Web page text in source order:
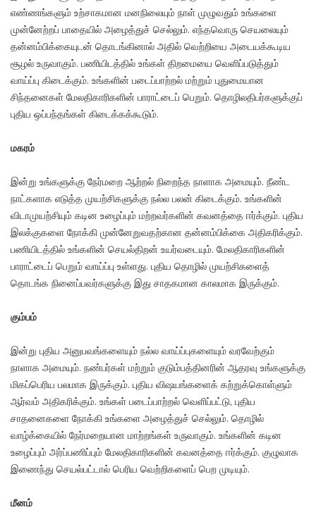
எண்ணங்களும் உற்சாகமான மனநிலையும் நாள் முழுவதும் உங்களை
முன்னேற்றப் பாதையில் அழைத்துச் செல்லும். எந்தவொரு செயலையும்
தன்னம்பிக்கையுடன் தொடங்கினால் அதில் வெற்றியை அடையக்கூடிய
சூழல் உருவாகும். பணியிடத்தில் உங்கள் திறமையை வெளிப்படுத்தும்
வாய்ப்பு கிடைக்கும். உங்களின் படைப்பாற்றல் மற்றும் புதுமையான
சிந்தனைகள் மேலதிகாரிகளின் பாராட்டைப் பெறும். தொழிலதிபர்களுக்குப்
புதிய ஒப்பந்தங்கள் கிடைக்கக்கூடும்.
மகரம்
இன்று உங்களுக்கு நேர்மறை ஆற்றல் நிறைந்த நாளாக அமையும். நீண்ட
நாட்களாக எடுத்த முயற்சிகளுக்கு நல்ல பலன் கிடைக்கும். உங்களின்
விடாமுயற்சியும் கடின உழைப்பும் மற்றவர்களின் கவனத்தை ஈர்க்கும். புதிய
இலக்குகளை நோக்கி முன்னேறுவதற்கான தன்னம்பிக்கை அதிகரிக்கும்.
பணியிடத்தில் உங்களின் செயல்திறன் உயர்வடையும். மேலதிகாரிகளின்
பாராட்டைப் பெறும் வாய்ப்பு உள்ளது. புதிய தொழில் முயற்சிகளைத்
தொடங்க நினைப்பவர்களுக்கு இது சாதகமான காலமாக இருக்கும்.
கும்பம்
இன்று புதிய அனுபவங்களையும் நல்ல வாய்ப்புகளையும் வரவேற்கும்
நாளாக அமையும். நண்பர்கள் மற்றும் குடும்பத்தினரின் ஆதரவு உங்களுக்கு
மிகப்பெரிய பலமாக இருக்கும். புதிய விஷயங்களைக் கற்றுக்கொள்ளும்
ஆர்வம் அதிகரிக்கும். உங்கள் படைப்பாற்றல் வெளிப்பட்டு, புதிய
சாதனைகளை நோக்கி உங்களை அழைத்துச் செல்லும். தொழில்
வாழ்க்கையில் நேர்மறையான மாற்றங்கள் உருவாகும். உங்களின் கடின
உழைப்பும் அர்ப்பணிப்பும் மேலதிகாரிகளின் கவனத்தை ஈர்க்கும். குழுவாக
இணைந்து செயல்பட்டால் பெரிய வெற்றிகளைப் பெற முடியும்.
மீனம்